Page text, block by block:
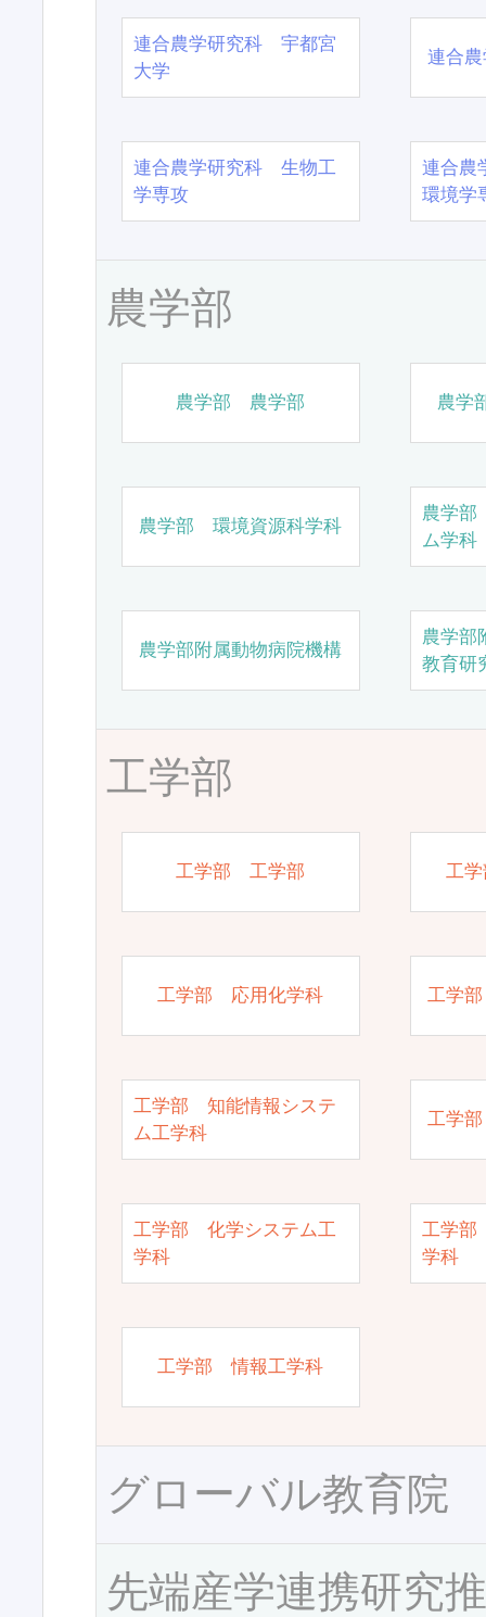
連合農学研究科 宇都宮
大学
連合
連合農学研究科 生物工
学専攻
連合農
環境学
農学部
農学部 農学部 農学
農学部 環境資源科学科
農学
ム学科
農学部附属動物病院機構
農学部
教育研
工学部
工学部 工学部 工
工学部 応用化学科 工学
工学部 知能情報システ
ム工学科
工学
工学部 化学システム工
学科
工学部
学科
工学部 情報工学科
グローバル教育院
先端産学連携研究